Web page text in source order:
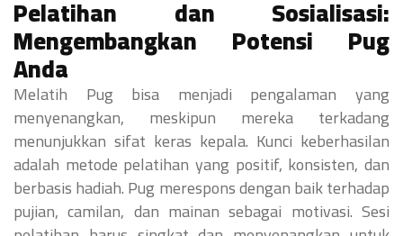
Pelatihan dan Sosialisasi:
Mengembangkan Potensi Pug
Anda
Melatih Pug bisa menjadi pengalaman yang
menyenangkan, meskipun mereka terkadang
menunjukkan sifat keras kepala. Kunci keberhasilan
adalah metode pelatihan yang positif, konsisten, dan
berbasis hadiah. Pug merespons dengan baik terhadap
pujian, camilan, dan mainan sebagai motivasi. Sesi